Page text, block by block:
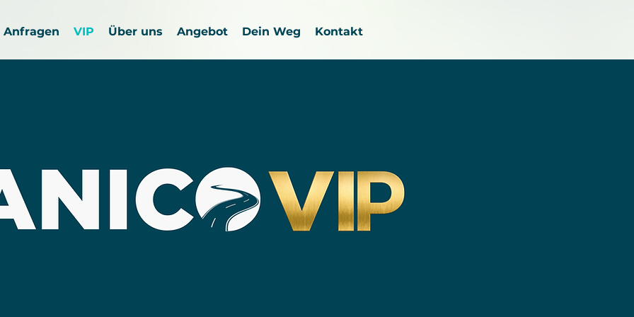
Anfragen VIP Über uns Angebot Dein Weg Kontakt